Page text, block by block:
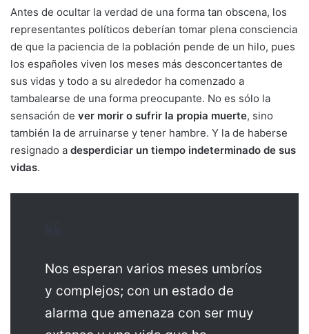
Antes de ocultar la verdad de una forma tan obscena, los
representantes políticos deberían tomar plena consciencia
de que la paciencia de la población pende de un hilo, pues
los españoles viven los meses más desconcertantes de
sus vidas y todo a su alrededor ha comenzado a
tambalearse de una forma preocupante. No es sólo la
sensación de ver morir o sufrir la propia muerte, sino
también la de arruinarse y tener hambre. Y la de haberse
resignado a desperdiciar un tiempo indeterminado de sus
vidas.
Nos esperan varios meses umbríos
y complejos; con un estado de
alarma que amenaza con ser muy